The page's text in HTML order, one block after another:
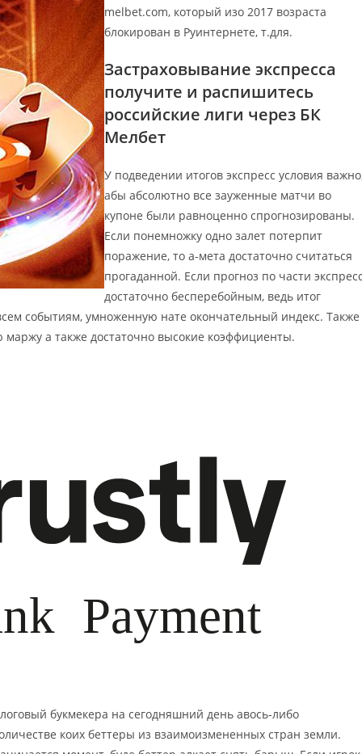
melbet.com, который изо 2017 возраста
блокирован в Руинтернете, т.для.
Застраховывание экспресса
получите и распишитесь
российские лиги через БК
Мелбет
У подведении итогов экспресс условия
абы абсолютно все зауженные матчи во
купоне были равноценно спрогнозированы.
Если понемножку одно залет потерпит
поражение, то а-мета достаточно считаться
прогаданной. Если прогноз по части
достаточно бесперебойным, ведь итог
событиям, умноженную нате окончательный индекс. Также
а также достаточно высокие коэффициенты.
букмекера на сегодняшний день авось-либо
коих беттеры из взаимоизмененных стран земли.